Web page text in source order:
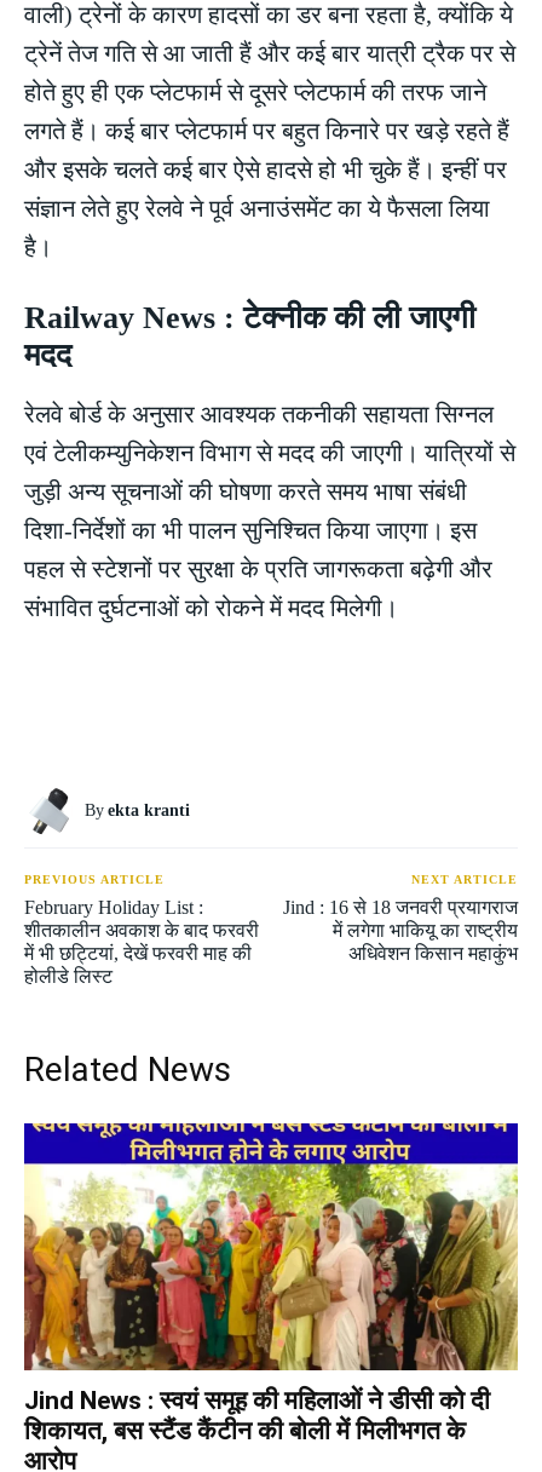
वाली) ट्रेनों के कारण हादसों का डर बना रहता है, क्योंकि ये
ट्रेनें तेज गति से आ जाती हैं और कई बार यात्री ट्रैक पर से
होते हुए ही एक प्लेटफार्म से दूसरे प्लेटफार्म की तरफ जाने
लगते हैं। कई बार प्लेटफार्म पर बहुत किनारे पर खड़े रहते हैं
और इसके चलते कई बार ऐसे हादसे हो भी चुके हैं। इन्हीं पर
संज्ञान लेते हुए रेलवे ने पूर्व अनाउंसमेंट का ये फैसला लिया
है।
Railway News : टेक्नीक की ली जाएगी
मदद
रेलवे बोर्ड के अनुसार आवश्यक तकनीकी सहायता सिग्नल
एवं टेलीकम्युनिकेशन विभाग से मदद की जाएगी। यात्रियों से
जुड़ी अन्य सूचनाओं की घोषणा करते समय भाषा संबंधी
दिशा-निर्देशों का भी पालन सुनिश्चित किया जाएगा। इस
पहल से स्टेशनों पर सुरक्षा के प्रति जागरूकता बढ़ेगी और
संभावित दुर्घटनाओं को रोकने में मदद मिलेगी।
By ekta kranti
PREVIOUS ARTICLE
February Holiday List :
शीतकालीन अवकाश के बाद फरवरी
में भी छट्टियां, देखें फरवरी माह की
होलीडे लिस्ट
NEXT ARTICLE
Jind : 16 से 18 जनवरी प्रयागराज
में लगेगा भाकियू का राष्ट्रीय
अधिवेशन किसान महाकुंभ
Related News
Jind News : स्वयं समूह की महिलाओं ने डीसी को दी
शिकायत, बस स्टैंड कैंटीन की बोली में मिलीभगत के
आरोप